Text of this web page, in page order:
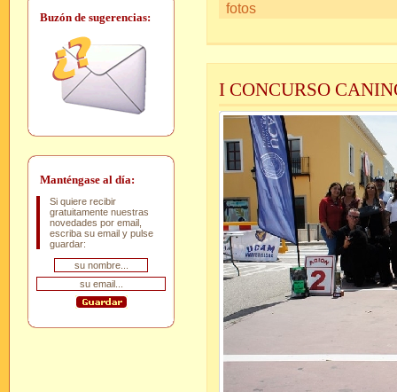
Buzón de sugerencias:
Manténgase al día:
Si quiere recibir
gratuitamente nuestras
novedades por email,
escriba su email y pulse
guardar:
fotos
I CONCURSO